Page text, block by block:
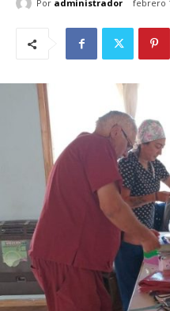
Por administrador febrero